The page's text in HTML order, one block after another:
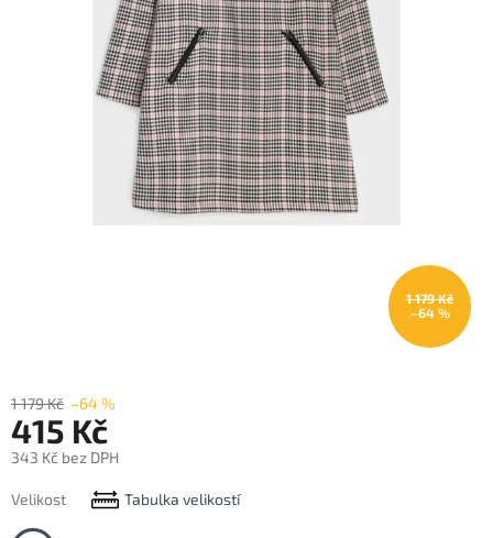
1 179 Kč
–64 %
1 179 Kč –64 %
415 Kč
343 Kč bez DPH
cena:
Velikost Tabulka velikostí